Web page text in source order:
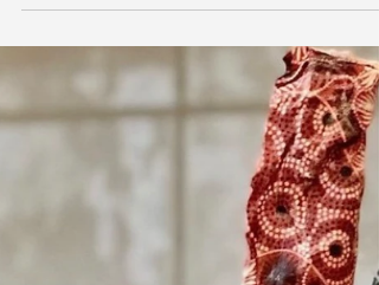
落ち葉から作られたオーガニ
クソープケース
落ち葉から作られた化学物質や添加物は使用しな
い100%天然の生分解性および堆肥化可能な持続
能な資源で出来た環境にやさしいソープケースで
す！ 熱帯雨林気候地域に豊富にあるアレカヤシ
木。 毎年10〜15枚の葉が木から自然に落ちるこ
らのリーフシースを乾燥させ水に浸し砂を除去...